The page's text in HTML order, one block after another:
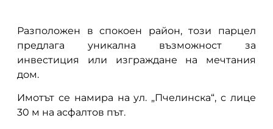
Разположен в спокоен район, този парцел
предлага уникална възможност за
инвестиция или изграждане на мечтания
дом.
Имотът се намира на ул. „Пчелинска“, с лице
30 м на асфалтов път.